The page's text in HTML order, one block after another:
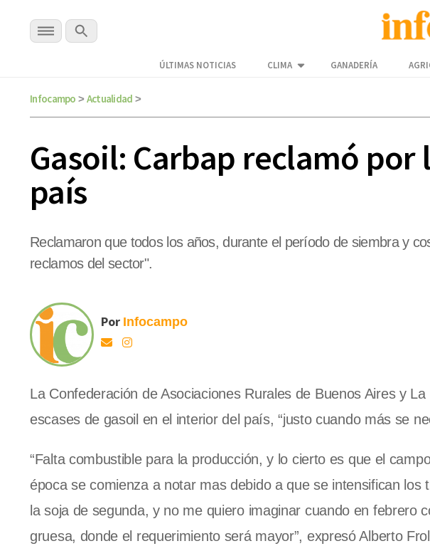
ÚLTIMAS NOTICIAS CLIMA GANADERÍA
Infocampo > Actualidad >
Gasoil: Carbap reclamó
país
Reclamaron que todos los años, durante el período de siembra y
reclamos del sector".
Por Infocampo
La Confederación de Asociaciones Rurales de Buenos Aires y
escases de gasoil en el interior del país, “justo cuando más se
“Falta combustible para la producción, y lo cierto es que el
época se comienza a notar mas debido a que se intensifican
la soja de segunda, y no me quiero imaginar cuando en febrero
gruesa, donde el requerimiento será mayor”, expresó Alberto